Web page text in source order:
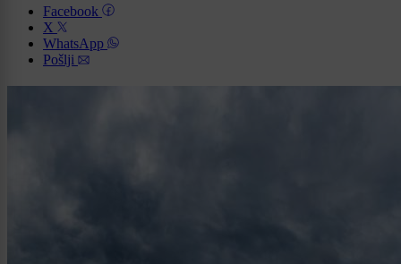
Facebook
X
WhatsApp
Pošlji